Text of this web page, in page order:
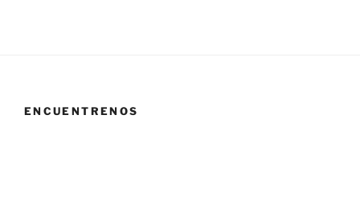
ENCUENTRENOS